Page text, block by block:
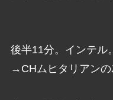
後半11分。インテル
→CHムヒタリアン